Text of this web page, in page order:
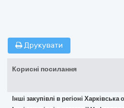
Друкувати
Корисні посилання
Інші закупівлі в регіоні Харківська